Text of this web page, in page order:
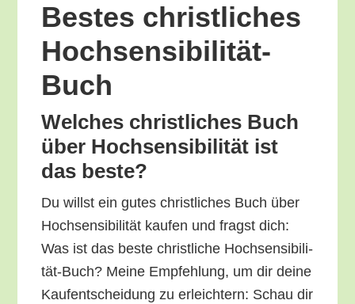
Bes­tes christ­li­ches
Hochsensibilität-
Buch
Wel­ches christ­li­ches Buch
über Hoch­sen­si­bi­li­tät ist
das beste?
Du willst ein gutes christ­li­ches Buch über
Hoch­sen­si­bi­li­tät kau­fen und fragst dich:
Was ist das bes­te christ­li­che Hoch­sen­si­bi­li­
tät-Buch? Mei­ne Emp­feh­lung, um dir dei­ne
Kauf­ent­schei­dung zu erleich­tern: Schau dir